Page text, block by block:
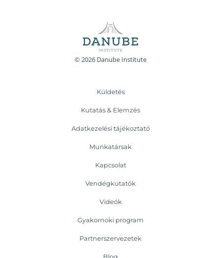
© 2026 Danube Institute
Küldetés
Kutatás & Elemzés
Adatkezelési tájékoztató
Munkatársak
Kapcsolat
Vendégkutatók
Videók
Gyakornoki program
Partnerszervezetek